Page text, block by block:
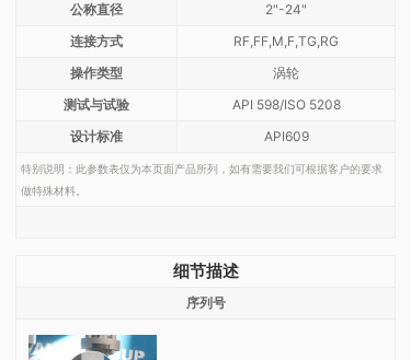
公称直径
2"-24"
连接方式
RF,FF,M,F,TG,RG
操作类型
涡轮
测试与试验
API 598/ISO 5208
设计标准
API609
特别说明：此参数表仅为本页面产品所列，如有需要我们可根据客户的要求
做特殊材料。
细节描述
序列号